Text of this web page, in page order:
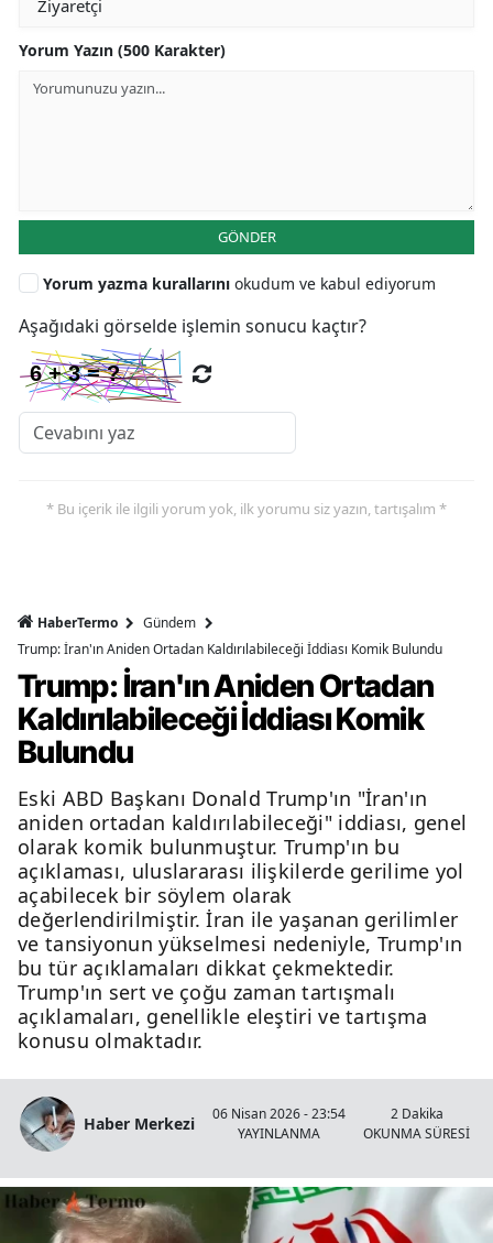
Yorum Yazın (500 Karakter)
GÖNDER
Yorum yazma kurallarını okudum ve kabul ediyorum
Aşağıdaki görselde işlemin sonucu kaçtır?
* Bu içerik ile ilgili yorum yok, ilk yorumu siz yazın, tartışalım *
HaberTermo
Gündem
Trump: İran'ın Aniden Ortadan Kaldırılabileceği İddiası Komik Bulundu
Trump: İran'ın Aniden Ortadan
Kaldırılabileceği İddiası Komik
Bulundu
Eski ABD Başkanı Donald Trump'ın "İran'ın
aniden ortadan kaldırılabileceği" iddiası, genel
olarak komik bulunmuştur. Trump'ın bu
açıklaması, uluslararası ilişkilerde gerilime yol
açabilecek bir söylem olarak
değerlendirilmiştir. İran ile yaşanan gerilimler
ve tansiyonun yükselmesi nedeniyle, Trump'ın
bu tür açıklamaları dikkat çekmektedir.
Trump'ın sert ve çoğu zaman tartışmalı
açıklamaları, genellikle eleştiri ve tartışma
konusu olmaktadır.
Haber Merkezi
06 Nisan 2026 - 23:54
YAYINLANMA
2 Dakika
OKUNMA SÜRESİ